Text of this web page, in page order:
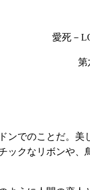
愛死－
第
ンでのことだ。
ックなリボンや